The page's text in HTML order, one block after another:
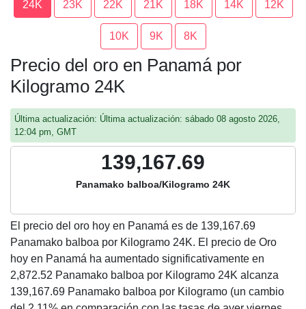
24K 23K 22K 21K 18K 14K 12K
10K 9K 8K
Precio del oro en Panamá por
Kilogramo 24K
Última actualización: Última actualización: sábado 08 agosto 2026,
12:04 pm, GMT
139,167.69
Panamako balboa/Kilogramo 24K
El precio del oro hoy en Panamá es de 139,167.69
Panamako balboa por Kilogramo 24K. El precio de Oro
hoy en Panamá ha aumentado significativamente en
2,872.52 Panamako balboa por Kilogramo 24K alcanza
139,167.69 Panamako balboa por Kilogramo (un cambio